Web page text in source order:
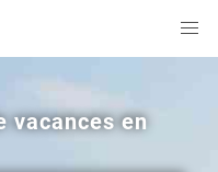
vacances en